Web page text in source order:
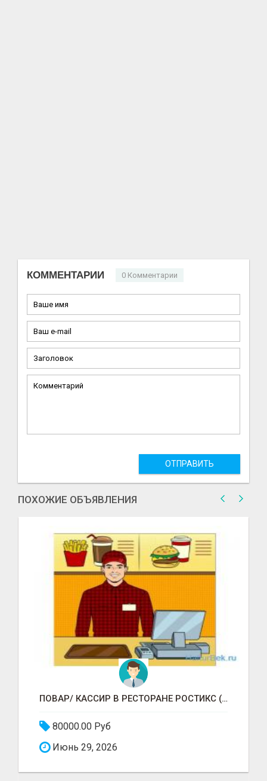
КОММЕНТАРИИ 0 Комментарии
ОТПРАВИТЬ
ПОХОЖИЕ ОБЪЯВЛЕНИЯ
ПОВАР/ КАССИР В РЕСТОРАНЕ РОСТИКС (КФС)
80000.00 Руб
Июнь 29, 2026